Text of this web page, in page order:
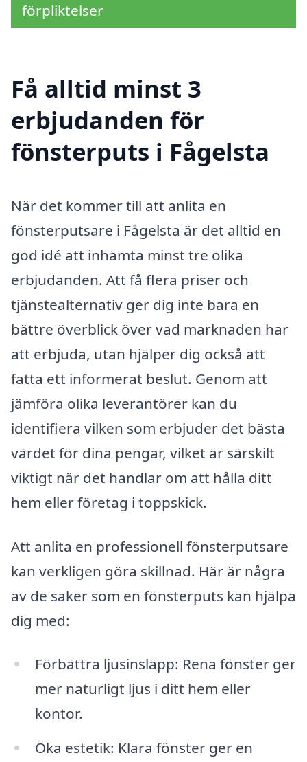
förpliktelser
Få alltid minst 3
erbjudanden för
fönsterputs i Fågelsta
När det kommer till att anlita en
fönsterputsare i Fågelsta är det alltid en
god idé att inhämta minst tre olika
erbjudanden. Att få flera priser och
tjänstealternativ ger dig inte bara en
bättre överblick över vad marknaden har
att erbjuda, utan hjälper dig också att
fatta ett informerat beslut. Genom att
jämföra olika leverantörer kan du
identifiera vilken som erbjuder det bästa
värdet för dina pengar, vilket är särskilt
viktigt när det handlar om att hålla ditt
hem eller företag i toppskick.
Att anlita en professionell fönsterputsare
kan verkligen göra skillnad. Här är några
av de saker som en fönsterputs kan hjälpa
dig med:
Förbättra ljusinsläpp: Rena fönster ger
mer naturligt ljus i ditt hem eller
kontor.
Öka estetik: Klara fönster ger en